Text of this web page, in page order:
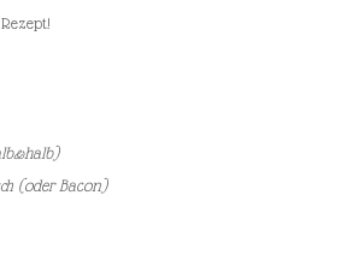
(oder Bacon)